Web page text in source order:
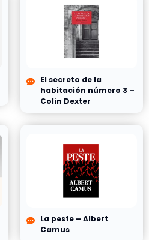
El secreto de la
habitación número 3 –
Colin Dexter
La peste – Albert
Camus